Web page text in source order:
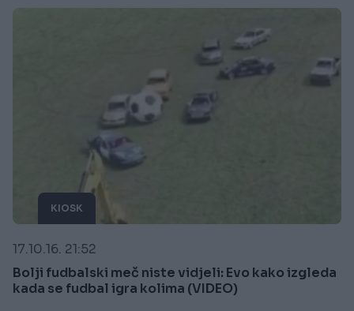
KIOSK
17.10.16. 21:52
Bolji fudbalski meč niste vidjeli: Evo kako izgleda
kada se fudbal igra kolima (VIDEO)